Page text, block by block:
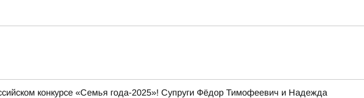
конкурсе «Семья года-2025»! Супруги Фёдор Тимофеевич и Надежда